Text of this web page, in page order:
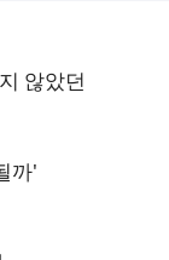
않았던
까'